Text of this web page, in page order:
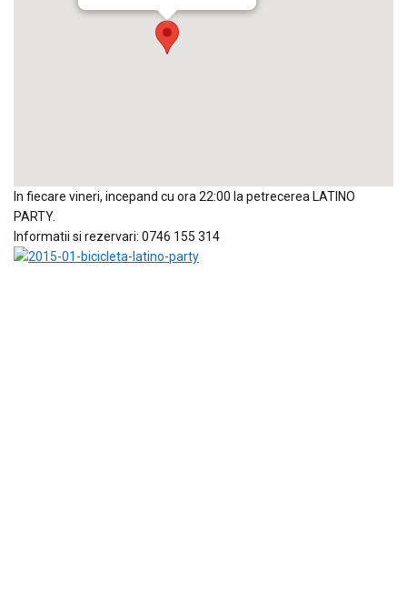
In fiecare vineri, incepand cu ora 22:00 la petrecerea LATINO
PARTY.
Informatii si rezervari: 0746 155 314